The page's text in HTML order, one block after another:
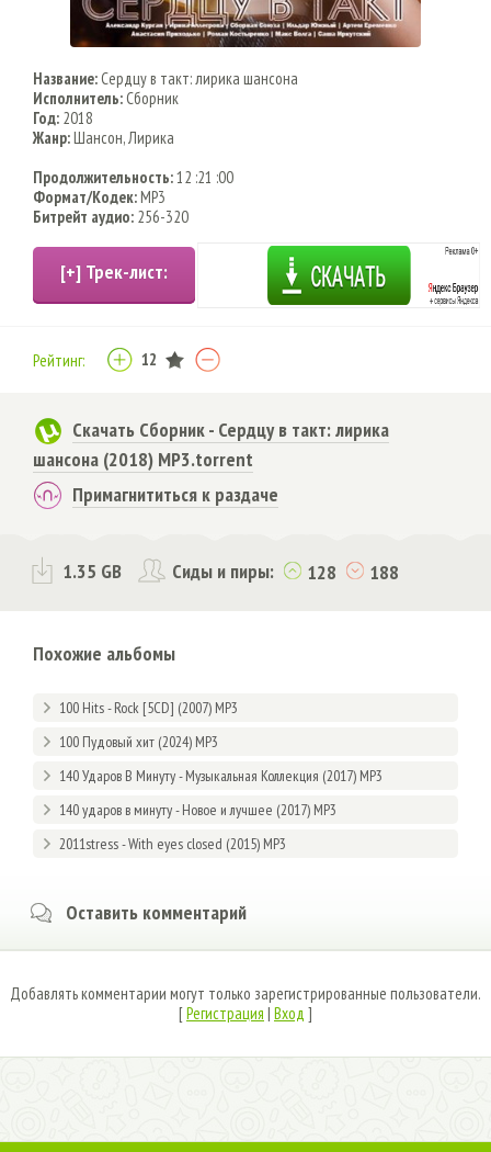
Название:Сердцу в такт: лирика шансона
Исполнитель:Сборник
Год: 2018
Жанр:Шансон, Лирика
Продолжительность:12 :21 :00
Формат/Кодек:MP3
Битрейт аудио: 256-320
Рейтинг: 12
Скачать Сборник - Сердцу в такт: лирика
шансона (2018) MP3.torrent
Примагнититься к раздаче
1.35 GB Сиды и пиры: 128 188
Похожие альбомы
100 Hits - Rock [5CD] (2007) MP3
100 Пудовый хит (2024) MP3
140 Ударов В Минуту - Музыкальная Коллекция (2017) MP3
140 ударов в минуту - Новое и лучшее (2017) MP3
2011stress - With eyes closed (2015) MP3
Оставить комментарий
Добавлять комментарии могут только зарегистрированные пользователи.
[Регистрация | Вход ]